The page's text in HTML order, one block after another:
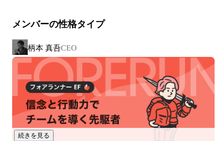
【unisize】
https://cl.unisize.makip.co.jp/
【aunn Personalization】
https://cl.unisize.makip.co.jp/lp/aunn.html
メンバーの性格タイプ
柄本 真吾CEO
続きを見る